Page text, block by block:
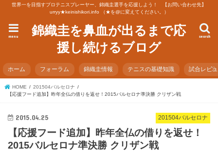
世界一を目指すプロテニスプレーヤー、錦織圭選手を応援しよう！ 【お問い合わせ先】
urryy★keinishikori.info （★を@に変えてください。）
錦織圭を鼻血が出るまで応
援し続けるブログ
search
menu
ホーム フォーラム 錦織圭情報 テニスの基礎知識 試合レビ
HOME
201504バルセロナ
【応援フード追加】昨年全仏の借りを返せ！2015バルセロナ準決勝 クリザン戦
201504バルセロナ
2015.04.25
【応援フード追加】昨年全仏の借りを返せ！
2015バルセロナ準決勝 クリザン戦